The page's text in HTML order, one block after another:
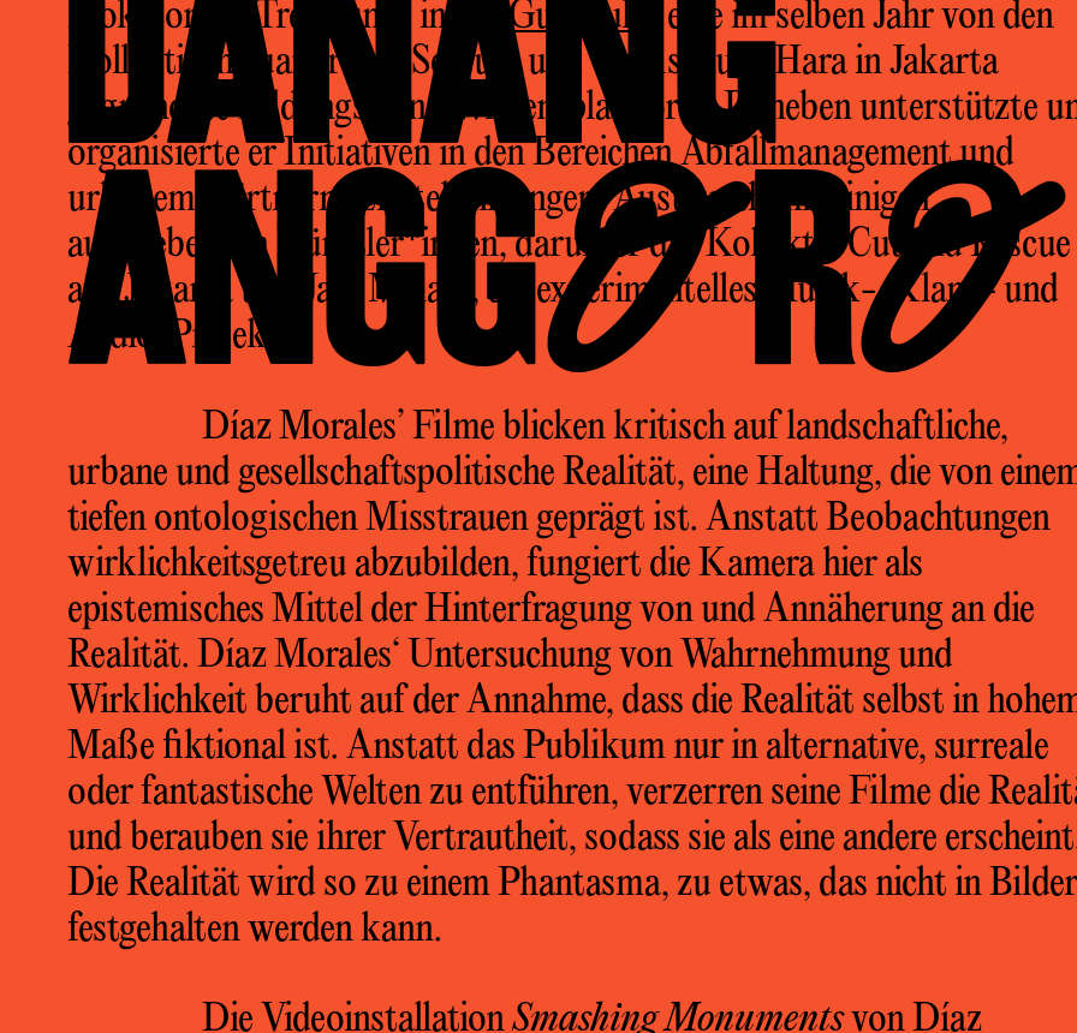
ANGGORO
IpokIcon als Treffpunkt in der Gudskul – eine im selben Jahr von den
Kollektiven ruangrupa, Serrum und Grafis Huru Hara in Jakarta
gegründete Bildungs- und Wissensplattform. Daneben unterstützte
organisierte er Initiativen in den Bereichen Abfallmanagement und
urbanem Gärtnern. Er steht in engem Austausch mit einigen
aufstrebenden Künstler*innen, darunter das Kollektiv Cut and Rescue
aus Jakarta und Jam Malam, ein experimentelles Musik-, Klang- und
Audio-Projekt.
Díaz Morales’ Filme blicken kritisch auf landschaftliche,
urbane und gesellschaftspolitische Realität, eine Haltung, die von
tiefen ontologischen Misstrauen geprägt ist. Anstatt Beobachtungen
wirklichkeitsgetreu abzubilden, fungiert die Kamera hier als
epistemisches Mittel der Hinterfragung von und Annäherung an die
Realität. Díaz Morales‘ Untersuchung von Wahrnehmung und
Wirklichkeit beruht auf der Annahme, dass die Realität selbst in
Maße fiktional ist. Anstatt das Publikum nur in alternative, surreale
oder fantastische Welten zu entführen, verzerren seine Filme die
und berauben sie ihrer Vertrautheit, sodass sie als eine andere
Die Realität wird so zu einem Phantasma, zu etwas, das nicht in
festgehalten werden kann.
Die VideoinstallationSmashing Monumentsvon Díaz